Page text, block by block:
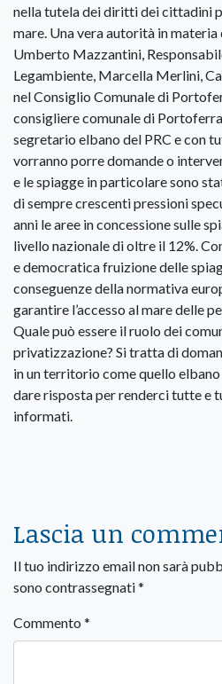
nella tutela dei diritti dei cittadini
mare. Una vera autorità in
Umberto Mazzantini,
Legambiente, Marcella Merlini,
nel Consiglio Comunale di
consigliere comunale di
segretario elbano del PRC e con
vorranno porre domande o
e le spiagge in particolare sono
di sempre crescenti pressioni
anni le aree in concessione sulle
livello nazionale di oltre il 12%.
e democratica fruizione delle
conseguenze della normativa
garantire l’accesso al mare delle
Quale può essere il ruolo dei
privatizzazione? Si tratta di
in un territorio come quello
dare risposta per renderci tutte e
informati.
Lascia un
Il tuo indirizzo email non sarà
sono contrassegnati*
Commento *